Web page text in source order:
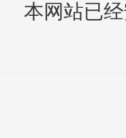
本网站已